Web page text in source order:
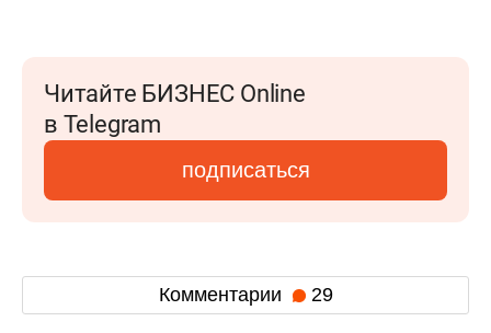
Читайте БИЗНЕС Online
в Telegram
подписаться
Комментарии 29